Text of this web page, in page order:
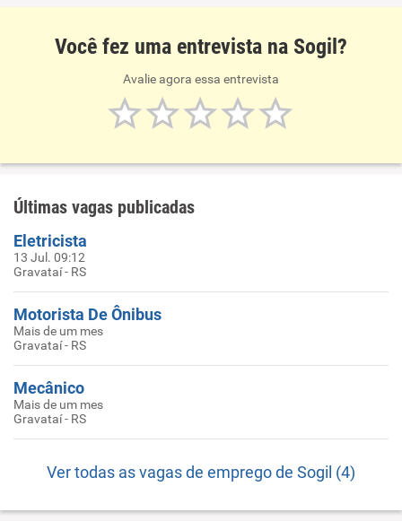
Você fez uma entrevista na Sogil?
Avalie agora essa entrevista
Últimas vagas publicadas
Eletricista
13 Jul. 09:12
Gravataí - RS
Motorista De Ônibus
Mais de um mes
Gravataí - RS
Mecânico
Mais de um mes
Gravataí - RS
Ver todas as vagas de emprego de Sogil (4)